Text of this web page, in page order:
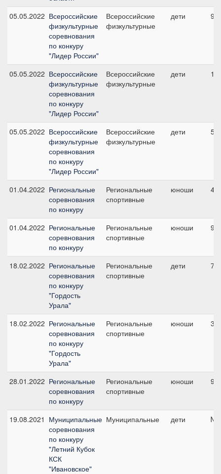
05.05.2022 Всероссийские
физкультурные
соревнования
по конкуру
"Лидер России"
Всероссийские
физкультурные
дети 9,
05.05.2022 Всероссийские
физкультурные
соревнования
по конкуру
"Лидер России"
Всероссийские
физкультурные
дети 1,
05.05.2022 Всероссийские
физкультурные
соревнования
по конкуру
"Лидер России"
Всероссийские
физкультурные
дети 5,
01.04.2022 Региональные
соревнования
по конкуру
Региональные
спортивные
юноши 4,
01.04.2022 Региональные
соревнования
по конкуру
Региональные
спортивные
юноши 9,
18.02.2022 Региональные
соревнования
по конкуру
"Гордость
Урала"
Региональные
спортивные
дети 7,
18.02.2022 Региональные
соревнования
по конкуру
"Гордость
Урала"
Региональные
спортивные
юноши 3,
28.01.2022 Региональные
соревнования
по конкуру
Региональные
спортивные
юноши 9,
19.08.2021 Муниципальные
соревнования
по конкуру
"Летний Кубок
КСК
"Ивановское"
Муниципальные дети